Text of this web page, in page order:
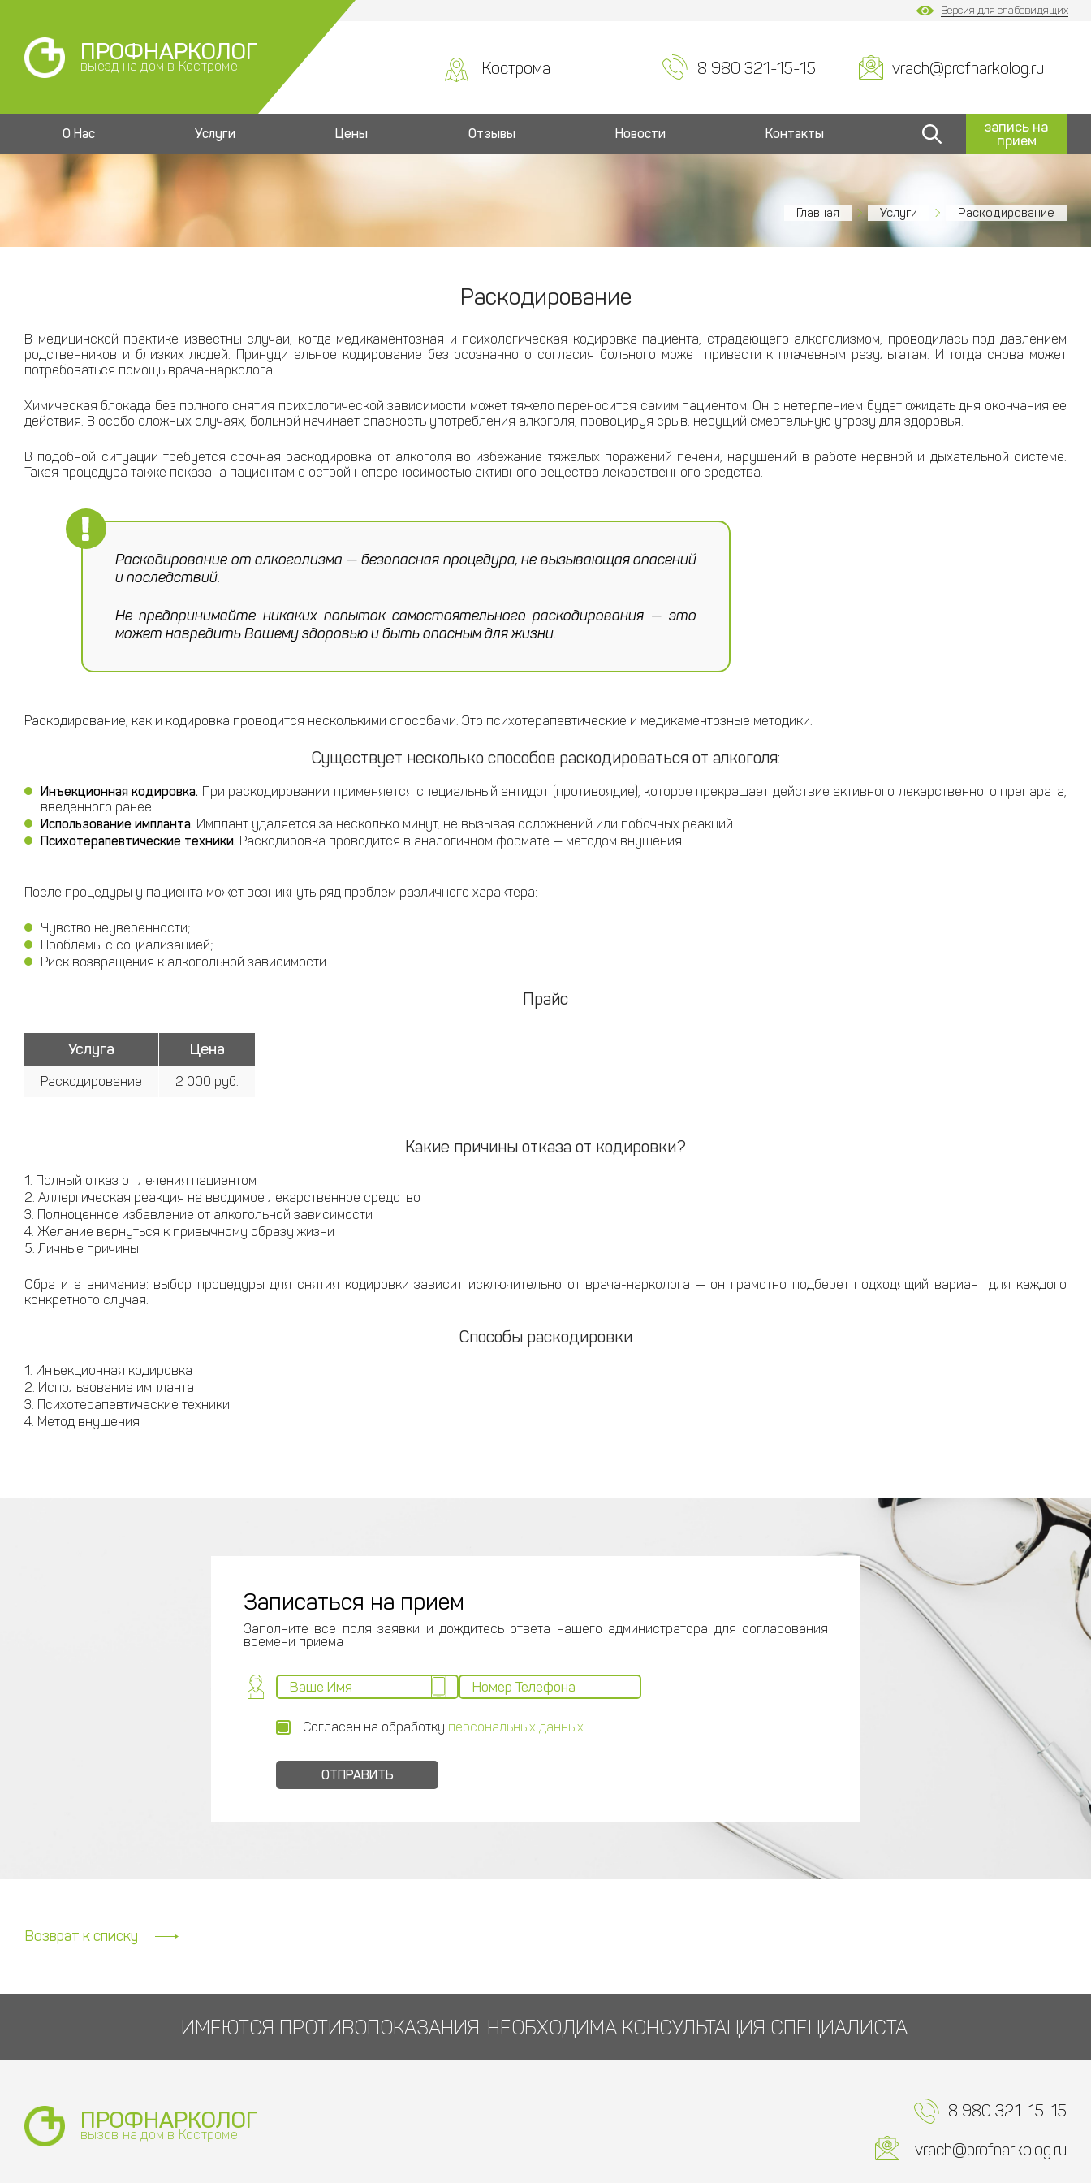
Версия для слабовидящих
ПРОФНАРКОЛОГ
выезд на дом в Костроме Кострома 8 980 321-15-15 vrach@profnarkolog.ru
О Нас Услуги Цены Отзывы Новости Контакты
запись на
прием
Главная Услуги Раскодирование
Раскодирование
В медицинской практике известны случаи, когда медикаментозная и психологическая кодировка пациента, страдающего алкоголизмом, проводилась под давлением
родственников и близких людей. Принудительное кодирование без осознанного согласия больного может привести к плачевным результатам. И тогда снова может
потребоваться помощь врача-нарколога.
Химическая блокада без полного снятия психологической зависимости может тяжело переносится самим пациентом. Он с нетерпением будет ожидать дня окончания ее
действия. В особо сложных случаях, больной начинает опасность употребления алкоголя, провоцируя срыв, несущий смертельную угрозу для здоровья.
В подобной ситуации требуется срочная раскодировка от алкоголя во избежание тяжелых поражений печени, нарушений в работе нервной и дыхательной системе.
Такая процедура также показана пациентам с острой непереносимостью активного вещества лекарственного средства.
Раскодирование от алкоголизма — безопасная процедура, не вызывающая опасений
и последствий.
Не предпринимайте никаких попыток самостоятельного раскодирования — это
может навредить Вашему здоровью и быть опасным для жизни.
Раскодирование, как и кодировка проводится несколькими способами. Это психотерапевтические и медикаментозные методики.
Существует несколько способов раскодироваться от алкоголя:
Инъекционная кодировка. При раскодировании применяется специальный антидот (противоядие), которое прекращает действие активного лекарственного препарата,
введенного ранее.
Использование импланта. Имплант удаляется за несколько минут, не вызывая осложнений или побочных реакций.
Психотерапевтические техники. Раскодировка проводится в аналогичном формате — методом внушения.
После процедуры у пациента может возникнуть ряд проблем различного характера:
Чувство неуверенности;
Проблемы с социализацией;
Риск возвращения к алкогольной зависимости.
Прайс
Услуга Цена
Раскодирование 2 000 руб.
Какие причины отказа от кодировки?
Полный отказ от лечения пациентом
Аллергическая реакция на вводимое лекарственное средство
Полноценное избавление от алкогольной зависимости
Желание вернуться к привычному образу жизни
Личные причины
Обратите внимание: выбор процедуры для снятия кодировки зависит исключительно от врача-нарколога — он грамотно подберет подходящий вариант для каждого
конкретного случая.
Способы раскодировки
Инъекционная кодировка
Использование импланта
Психотерапевтические техники
Метод внушения
Записаться на прием
Заполните все поля заявки и дождитесь ответа нашего администратора для согласования
времени приема
Согласен на обработку персональных данных
Возврат к списку
ИМЕЮТСЯ ПРОТИВОПОКАЗАНИЯ. НЕОБХОДИМА КОНСУЛЬТАЦИЯ СПЕЦИАЛИСТА.
ПРОФНАРКОЛОГ
вызов на дом в Костроме
8 980 321-15-15
vrach@profnarkolog.ru